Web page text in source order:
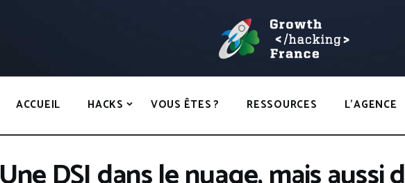
ACCUEIL HACKS VOUS ÊTES ? RESSOURCES L’AGENCE
GROWTH HACKING FRANCE
VOUS ÊTES ?
RESSOURCES